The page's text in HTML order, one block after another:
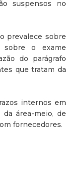
suspensos no
prevalece sobre
sobre o exame
do parágrafo
que tratam da
internos em
área-meio, de
fornecedores.